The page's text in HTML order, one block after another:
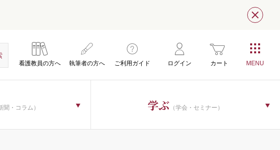
閉じ
看護教員の方へ 執筆者の方へ ご利用ガイド ログイン カート
聞・コラム） 学ぶ （学会・セミナー）